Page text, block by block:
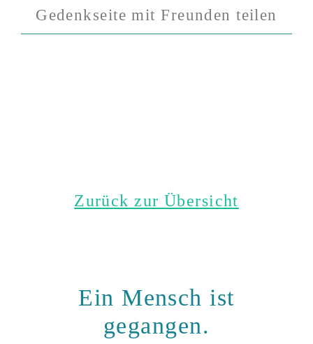
Gedenkseite mit Freunden teilen
Zurück zur Übersicht
Ein Mensch ist
gegangen.